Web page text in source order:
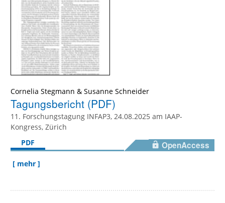
Cornelia Stegmann & Susanne Schneider
Tagungsbericht (PDF)
11. Forschungstagung INFAP3, 24.08.2025 am IAAP-
Kongress, Zürich
PDF
OpenAccess
[ mehr ]